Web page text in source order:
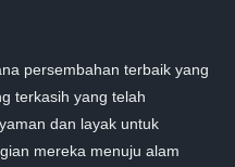
persembahan terbaik yang
terkasih yang telah
dan layak untuk
mereka menuju alam